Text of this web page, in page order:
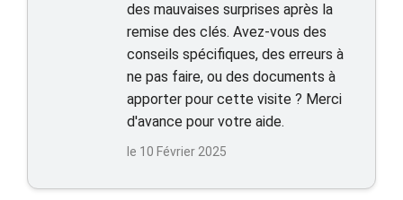
des mauvaises surprises après la
remise des clés. Avez-vous des
conseils spécifiques, des erreurs à
ne pas faire, ou des documents à
apporter pour cette visite ? Merci
d'avance pour votre aide.
le 10 Février 2025